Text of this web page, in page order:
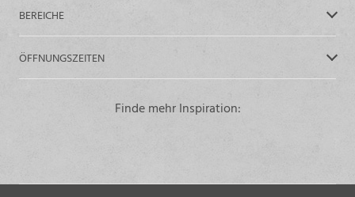
BEREICHE
ÖFFNUNGSZEITEN
Finde mehr Inspiration: